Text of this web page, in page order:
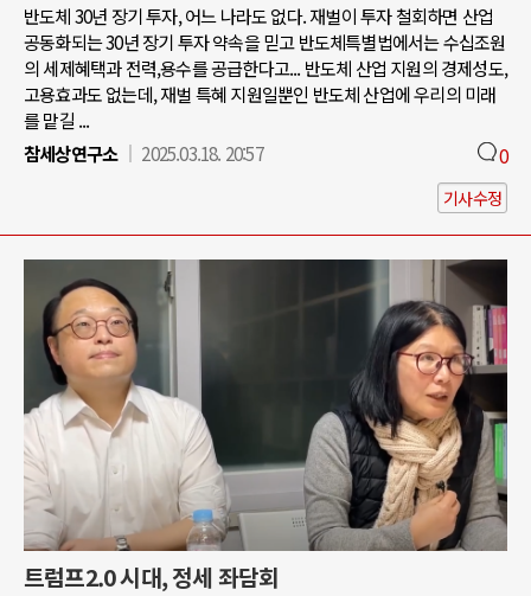
반도체 30년 장기 투자, 어느 나라도 없다. 재벌이 투자 철회하면 산업
공동화되는 30년 장기 투자 약속을 믿고 반도체특별법에서는 수십조원
의 세제혜택과 전력,용수를 공급한다고... 반도체 산업 지원의 경제성도,
고용효과도 없는데, 재벌 특혜 지원일뿐인 반도체 산업에 우리의 미래
를 맡길 ...
참세상연구소
2025.03.18. 20:57 0
기사수정
트럼프2.0 시대, 정세 좌담회